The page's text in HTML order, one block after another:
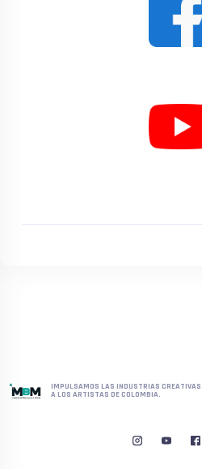
IMPULSAMOS LAS INDUSTRIAS
A LOS ARTISTAS DE COLOMBIA.